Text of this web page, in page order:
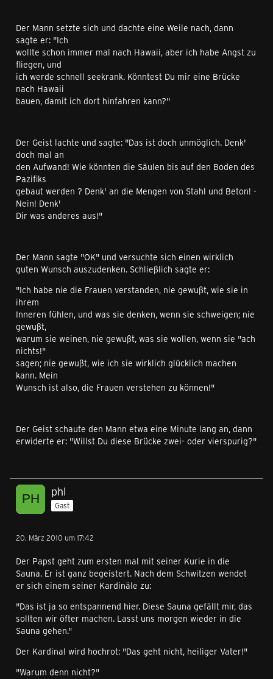
Der Mann setzte sich und dachte eine Weile nach, dann
sagte er: "Ich
wollte schon immer mal nach Hawaii, aber ich habe Angst zu
fliegen, und
ich werde schnell seekrank. Könntest Du mir eine Brücke
nach Hawaii
bauen, damit ich dort hinfahren kann?"
Der Geist lachte und sagte: "Das ist doch unmöglich. Denk'
doch mal an
den Aufwand! Wie könnten die Säulen bis auf den Boden des
Pazifiks
gebaut werden ? Denk' an die Mengen von Stahl und Beton! -
Nein! Denk'
Dir was anderes aus!"
Der Mann sagte "OK" und versuchte sich einen wirklich
guten Wunsch auszudenken. Schließlich sagte er:
"Ich habe nie die Frauen verstanden, nie gewußt, wie sie in
ihrem
Inneren fühlen, und was sie denken, wenn sie schweigen; nie
gewußt,
warum sie weinen, nie gewußt, was sie wollen, wenn sie "ach
nichts!"
sagen; nie gewußt, wie ich sie wirklich glücklich machen
kann. Mein
Wunsch ist also, die Frauen verstehen zu können!"
Der Geist schaute den Mann etwa eine Minute lang an, dann
erwiderte er: "Willst Du diese Brücke zwei- oder vierspurig?"
phl
Gast
20. März 2010 um 17:42
Der Papst geht zum ersten mal mit seiner Kurie in die
Sauna. Er ist ganz begeistert. Nach dem Schwitzen wendet
er sich einem seiner Kardinäle zu:
"Das ist ja so entspannend hier. Diese Sauna gefällt mir, das
sollten wir öfter machen. Lasst uns morgen wieder in die
Sauna gehen."
Der Kardinal wird hochrot: "Das geht nicht, heiliger Vater!"
"Warum denn nicht?"